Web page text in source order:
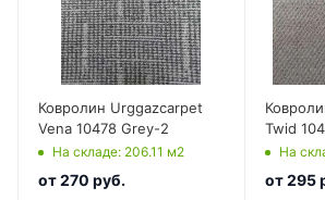
Ковролин Urggazcarpet
Vena 10478 Grey-2
На складе: 206.11 м2
от270 руб.
Twid
На
от295